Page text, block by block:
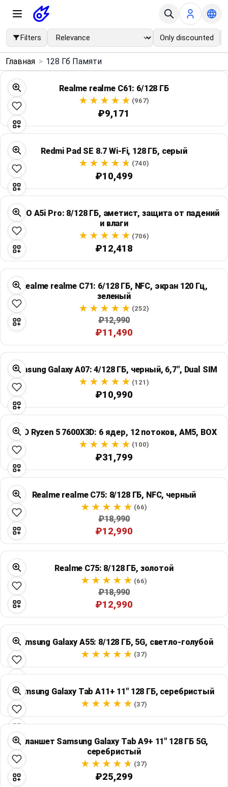
Filters Only discounted
Menu ×
Home
Search
Price Drops
Categories
Brands
Global Price Tracker
Blog
Compare
Plans & Pricing
Log in
Главная > 128 Гб Памяти
Realme realme C61: 6/128 ГБ
(967)
₽9,171
Redmi Pad SE 8.7 Wi‑Fi, 128 ГБ, серый
(740)
₽10,499
OPPO A5i Pro: 8/128 ГБ, аметист, защита от падений
и влаги
(706)
₽12,418
Realme realme C71: 6/128 ГБ, NFC, экран 120 Гц,
зеленый
(252)
₽12,990
₽11,490
Samsung Galaxy A07: 4/128 ГБ, черный, 6,7", Dual SIM
(121)
₽10,990
AMD Ryzen 5 7600X3D: 6 ядер, 12 потоков, AM5, BOX
(100)
₽31,799
Realme realme C75: 8/128 ГБ, NFC, черный
(66)
₽18,990
₽12,990
Realme C75: 8/128 ГБ, золотой
(66)
₽18,990
₽12,990
Samsung Galaxy A55: 8/128 ГБ, 5G, светло-голубой
(37)
Samsung Galaxy Tab A11+ 11" 128 ГБ, серебристый
(37)
Планшет Samsung Galaxy Tab A9+ 11" 128 ГБ 5G,
серебристый
(37)
₽25,299